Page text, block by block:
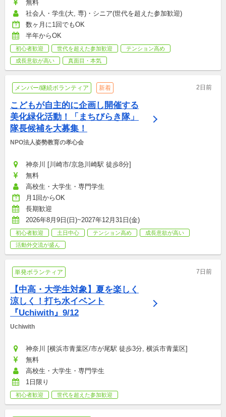
無料
社会人・学生(大, 専)・シニア(世代を超えた参加歓迎)
数ヶ月に1回でもOK
半年からOK
初心者歓迎 世代を超えた参加歓迎
テンション高め
成長意欲が高い
真面目・本気
メンバー/継続ボランティア 新着 2日前
こどもが自主的に企画し開催する
美化緑化活動！「まちびらき隊」
隊長候補を大募集！
NPO法人姿勢教育の孝心会
神奈川 [川崎市/京急川崎駅 徒歩8分]
無料
高校生・大学生・専門学生
月1回からOK
長期歓迎
2026年8月9日(日)~2027年12月31日(金)
初心者歓迎 土日中心 テンション高め
成長意欲が高い
活動外交流が盛ん
単発ボランティア 7日前
【中高・大学生対象】夏を楽しく
涼しく！打ち水イベント
『Uchiwith』9/12
Uchiwith
神奈川 [横浜市青葉区/市が尾駅 徒歩3分, 横浜市青葉区]
無料
高校生・大学生・専門学生
1日限り
初心者歓迎 世代を超えた参加歓迎